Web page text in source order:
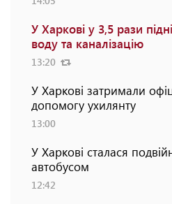
У Харкові у 3,5 рази
воду та каналізацію
13:20
У Харкові затримали
допомогу ухилянту
13:00
У Харкові сталася
автобусом
12:42